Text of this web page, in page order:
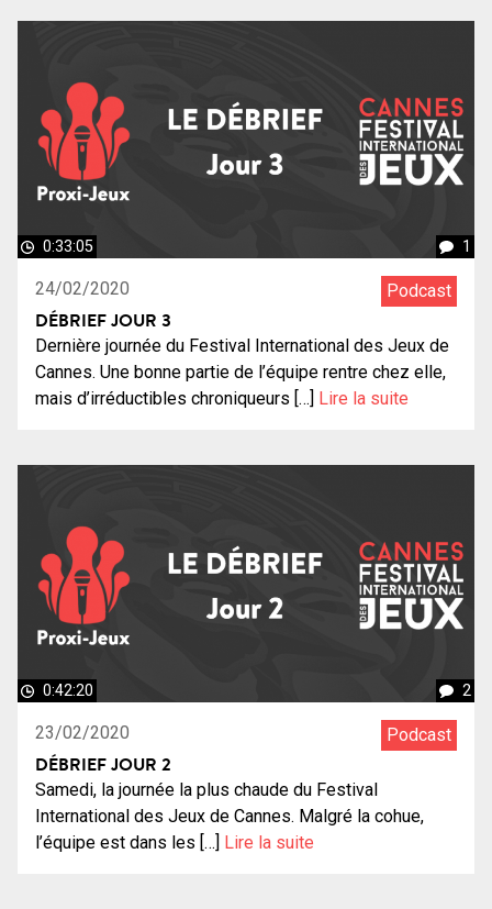
0:33:05 1
24/02/2020 Podcast
DÉBRIEF JOUR 3
Dernière journée du Festival International des Jeux de
Cannes. Une bonne partie de l’équipe rentre chez elle,
mais d’irréductibles chroniqueurs […] Lire la suite
0:42:20 2
23/02/2020 Podcast
DÉBRIEF JOUR 2
Samedi, la journée la plus chaude du Festival
International des Jeux de Cannes. Malgré la cohue,
l’équipe est dans les […] Lire la suite